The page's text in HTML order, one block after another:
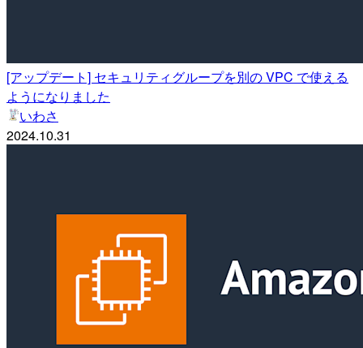
[アップデート] セキュリティグループを別の VPC で使える
ようになりました
いわさ
2024.10.31